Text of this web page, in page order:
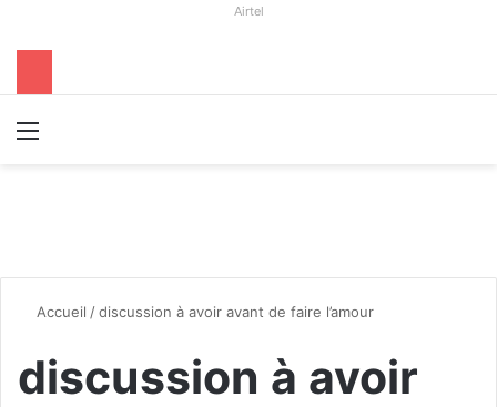
Airtel
Accueil /discussion à avoir avant de faire l’amour
discussion à avoir